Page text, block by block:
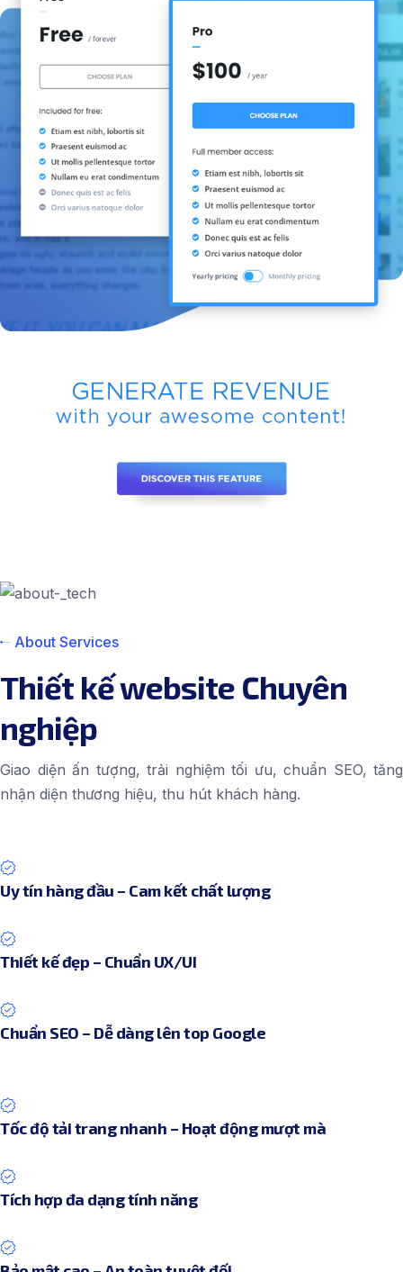
About Services
Thiết kế website Chuyên
nghiệp
Giao diện ấn tượng, trải nghiệm tối ưu, chuẩn SEO, tăng
nhận diện thương hiệu, thu hút khách hàng.
Uy tín hàng đầu – Cam kết chất lượng
Thiết kế đẹp – Chuẩn UX/UI
Chuẩn SEO – Dễ dàng lên top Google
Tốc độ tải trang nhanh – Hoạt động mượt mà
Tích hợp đa dạng tính năng